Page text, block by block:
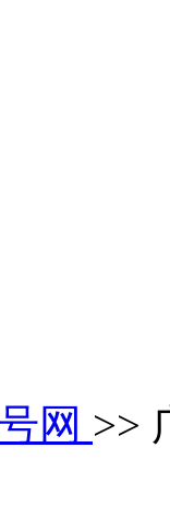
网 >>